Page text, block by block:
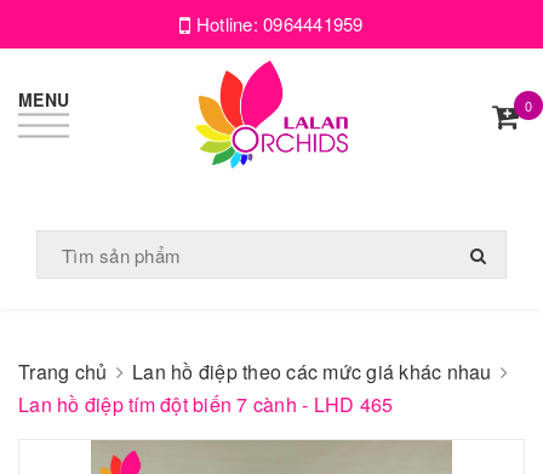
Hotline:0964441959
MENU 0
Trang chủ
Lan hồ điệp theo các mức giá khác nhau
Lan hồ điệp tím đột biến 7 cành - LHD 465